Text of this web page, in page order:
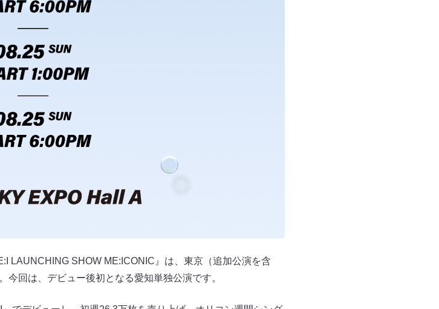
LAUNCHING SHOW ME:ICONIC』は、東京（追加公演を含
回は、デビュー後初となる愛知単独公演です。